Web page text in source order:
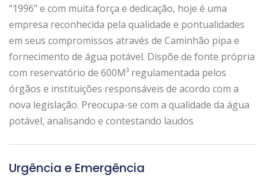
“1996” e com muita força e dedicação, hoje é uma
empresa reconhecida pela qualidade e pontualidades
em seus compromissos através de Caminhão pipa e
fornecimento de água potável. Dispõe de fonte própria
com reservatório de 600M³ regulamentada pelos
órgãos e instituições responsáveis de acordo com a
nova legislação. Preocupa-se com a qualidade da água
potável, analisando e contestando laudos
Urgência e Emergência